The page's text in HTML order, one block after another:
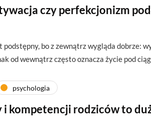
czy perfekcjonizm
podstępny, bo z zewnątrz wygląda dobrze:
od wewnątrz często oznacza życie pod
psychologia
i kompetencji rodziców to